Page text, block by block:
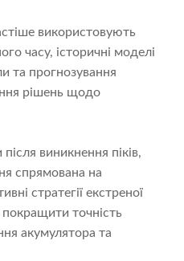
використовують
часу, історичні моделі
та прогнозування
рішень щодо
виникнення піків,
спрямована на
стратегії екстреної
точність
акумулятора та